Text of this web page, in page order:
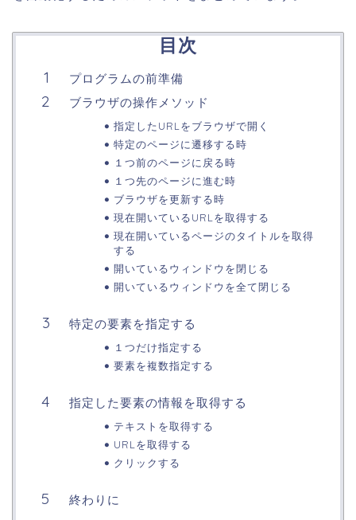
目次
プログラムの前準備
ブラウザの操作メソッド
指定したURLをブラウザで開く
特定のページに遷移する時
１つ前のページに戻る時
１つ先のページに進む時
ブラウザを更新する時
現在開いているURLを取得する
現在開いているページのタイトルを取得
する
開いているウィンドウを閉じる
開いているウィンドウを全て閉じる
特定の要素を指定する
１つだけ指定する
要素を複数指定する
指定した要素の情報を取得する
テキストを取得する
URLを取得する
クリックする
終わりに